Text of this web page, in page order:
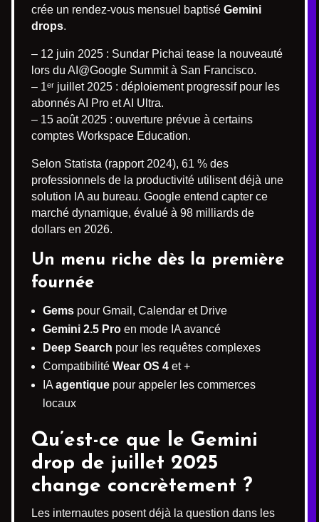
crée un rendez-vous mensuel baptisé Gemini
drops.
– 12 juin 2025 : Sundar Pichai tease la nouveauté
lors du AI@Google Summit à San Francisco.
– 1ᵉʳ juillet 2025 : déploiement progressif pour les
abonnés AI Pro et AI Ultra.
– 15 août 2025 : ouverture prévue à certains
comptes Workspace Education.
Selon Statista (rapport 2024), 61 % des
professionnels de la productivité utilisent déjà une
solution IA au bureau. Google entend capter ce
marché dynamique, évalué à 98 milliards de
dollars en 2026.
Un menu riche dès la première
fournée
Gems pour Gmail, Calendar et Drive
Gemini 2.5 Pro en mode IA avancé
Deep Search pour les requêtes complexes
Compatibilité Wear OS 4 et +
IA agentique pour appeler les commerces
locaux
Qu’est-ce que le Gemini
drop de juillet 2025
change concrètement ?
Les internautes posent déjà la question dans les